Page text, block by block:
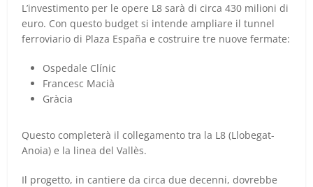
L’investimento per le opere L8 sarà di circa 430 milioni di
euro. Con questo budget si intende ampliare il tunnel
ferroviario di Plaza España e costruire tre nuove fermate:
Ospedale Clínic
Francesc Macià
Gràcia
Questo completerà il collegamento tra la L8 (Llobegat-
Anoia) e la linea del Vallès.
Il progetto, in cantiere da circa due decenni, dovrebbe